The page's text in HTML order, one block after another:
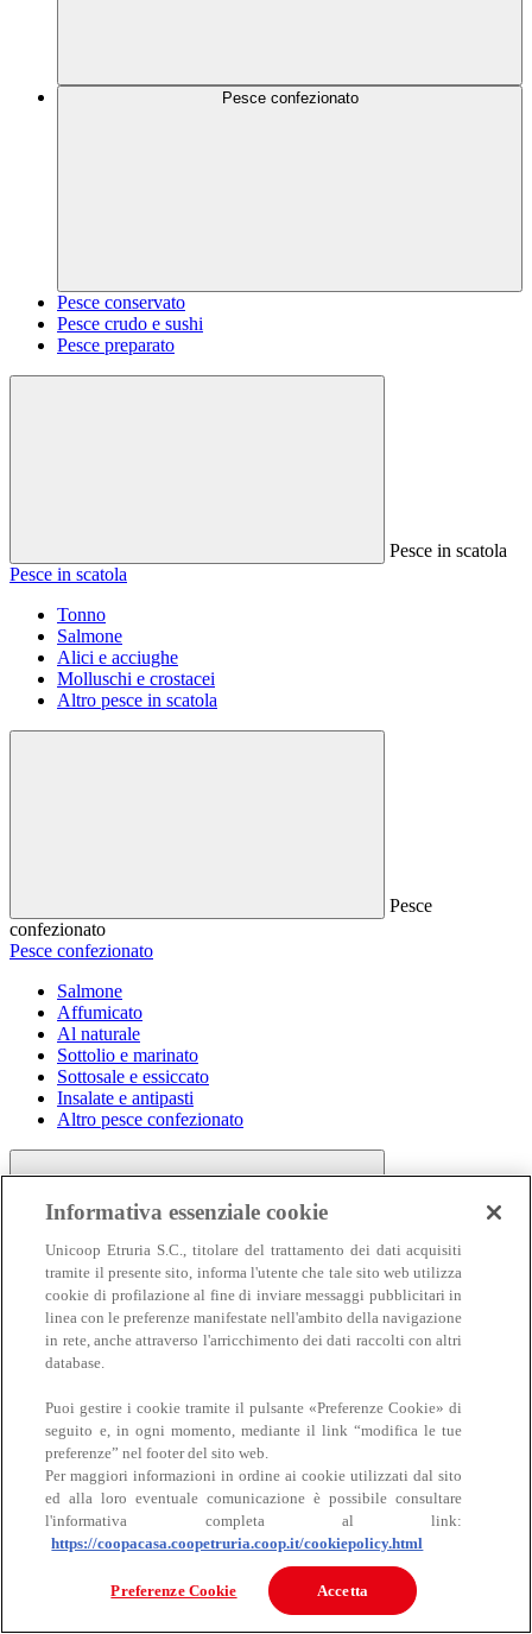
Pesce confezionato
Pesce conservato
Pesce crudo e sushi
Pesce preparato
Pesce in scatola
Pesce in scatola
Tonno
Salmone
Alici e acciughe
Molluschi e crostacei
Altro pesce in scatola
Pesce
confezionato
Pesce confezionato
Salmone
Affumicato
Al naturale
Sottolio e marinato
Sottosale e essiccato
Insalate e antipasti
Altro pesce confezionato
Carne
Carne
Bovino
Informativa essenziale cookie
Unicoop Etruria S.C., titolare del trattamento dei dati acquisiti
tramite il presente sito, informa l'utente che tale sito web utilizza
cookie di profilazione al fine di inviare messaggi pubblicitari in
linea con le preferenze manifestate nell'ambito della navigazione
in rete, anche attraverso l'arricchimento dei dati raccolti con altri
database.
Puoi gestire i cookie tramite il pulsante «Preferenze Cookie» di
seguito e, in ogni momento, mediante il link “modifica le tue
preferenze” nel footer del sito web.
Per maggiori informazioni in ordine ai cookie utilizzati dal sito
ed alla loro eventuale comunicazione è possibile consultare
l'informativa completa al link:
https://coopacasa.coopetruria.coop.it/cookiepolicy.html
Preferenze Cookie Accetta